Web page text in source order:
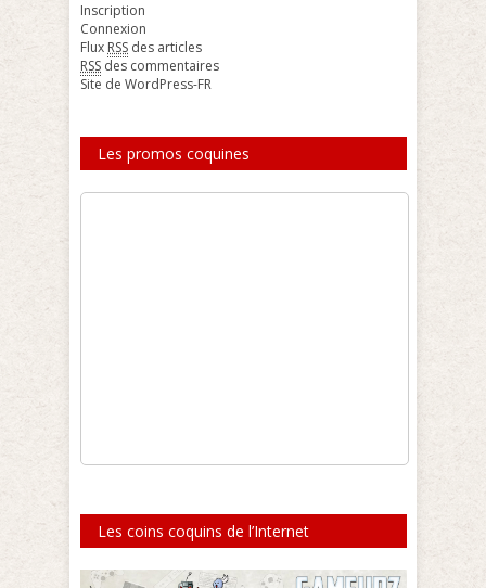
Inscription
Connexion
Flux RSS des articles
RSS des commentaires
Site de WordPress-FR
Les promos coquines
Les coins coquins de l’Internet